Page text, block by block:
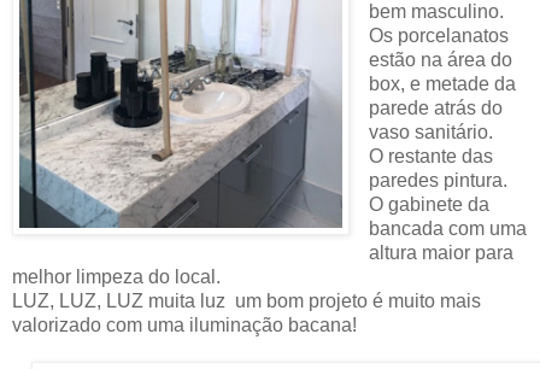
bem masculino.
Os porcelanatos
estão na área do
box, e metade da
parede atrás do
vaso sanitário.
O restante das
paredes pintura.
O gabinete da
bancada com uma
altura maior para
melhor limpeza do local.
LUZ, LUZ, LUZ muita luz um bom projeto é muito mais
valorizado com uma iluminação bacana!